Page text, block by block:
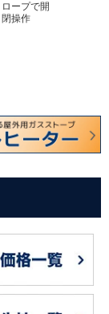
ロープで開
閉操作